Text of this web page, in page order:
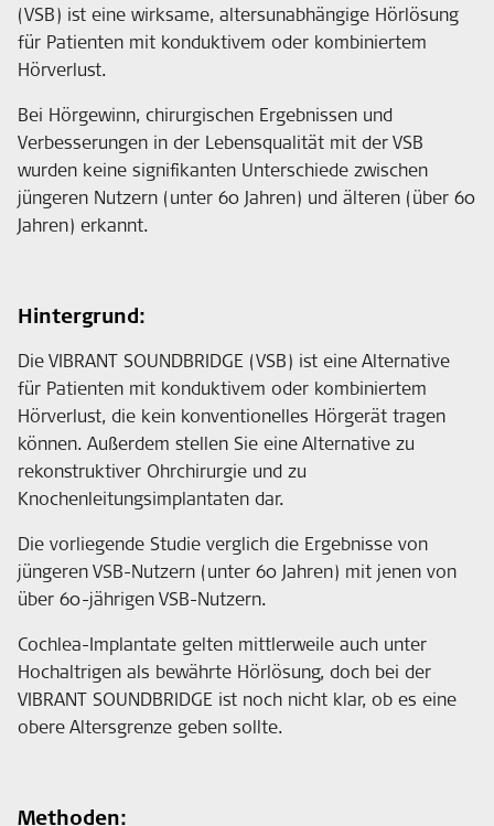
(VSB) ist eine wirksame, altersunabhängige Hörlösung
für Patienten mit konduktivem oder kombiniertem
Hörverlust.
Bei Hörgewinn, chirurgischen Ergebnissen und
Verbesserungen in der Lebensqualität mit der VSB
wurden keine signifikanten Unterschiede zwischen
jüngeren Nutzern (unter 60 Jahren) und älteren (über 60
Jahren) erkannt.
Hintergrund:
Die VIBRANT SOUNDBRIDGE (VSB) ist eine Alternative
für Patienten mit konduktivem oder kombiniertem
Hörverlust, die kein konventionelles Hörgerät tragen
können. Außerdem stellen Sie eine Alternative zu
rekonstruktiver Ohrchirurgie und zu
Knochenleitungsimplantaten dar.
Die vorliegende Studie verglich die Ergebnisse von
jüngeren VSB-Nutzern (unter 60 Jahren) mit jenen von
über 60-jährigen VSB-Nutzern.
Cochlea-Implantate gelten mittlerweile auch unter
Hochaltrigen als bewährte Hörlösung, doch bei der
VIBRANT SOUNDBRIDGE ist noch nicht klar, ob es eine
obere Altersgrenze geben sollte.
Methoden: